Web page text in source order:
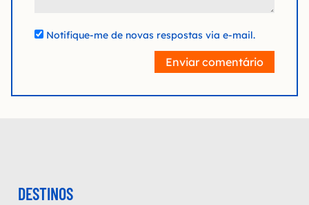
Notifique-me de novas respostas via e-mail.
Enviar comentário
DESTINOS